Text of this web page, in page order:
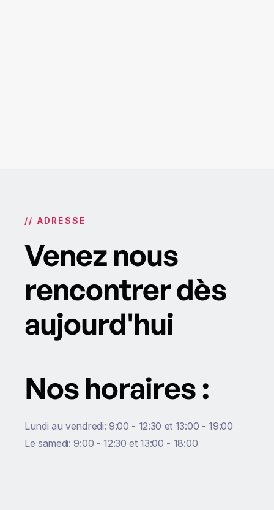
Actualité automobile
Soirée Alpine avec Bernard Ollivier : 18 juin 2026
// ADRESSE
Venez nous
rencontrer dès
aujourd'hui
Nos horaires :
Lundi au vendredi: 9:00 - 12:30 et 13:00 - 19:00
Le samedi: 9:00 - 12:30 et 13:00 - 18:00